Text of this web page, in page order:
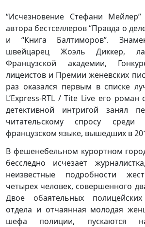
“Исчезновение Стефани
автора бестселлеров “Правда о
и “Книга Балтиморов”.
швейцарец Жоэль Диккер,
Французской академии,
лицеистов и Премии женевских
раз оказался первым в списке
L’Express-RTL / Tite Live его
детективной интригой занял
читательскому спросу
французском языке, вышедших в
В фешенебельном курортном
бесследно исчезает
неизвестные подробности
четырех человек, совершенного
Двое обаятельных
отдела и отчаянная молодая
шефа полиции, пускаются